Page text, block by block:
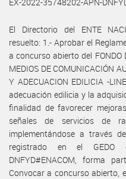
El Directorio del ENTE
resuelto: 1.- Aprobar el
a concurso abierto del FONDO
MEDIOS DE COMUNICACIÓN
Y ADECUACION EDILICIA -
adecuación edilicia y la
finalidad de favorecer
señales de servicios de
implementándose a través
registrado en el GEDO
DNFYD#ENACOM, forma
Convocar a concurso abierto,